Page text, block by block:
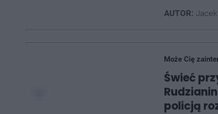
AUTOR:
Może Cię
Świeć
policją